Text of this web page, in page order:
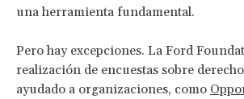
una herramienta fundamental.
Pero hay excepciones. La Ford
realización de encuestas sobre
ayudado a organizaciones, como